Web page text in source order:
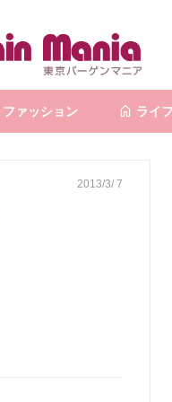
ファッション ライフ
2013/3/ 7